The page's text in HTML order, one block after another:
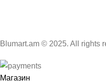
Blumart.am © 2025. All rights
Магазин